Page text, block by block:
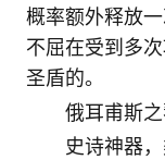
概率额外释放
不屈在受到多
圣盾的。
俄耳甫斯
史诗神器